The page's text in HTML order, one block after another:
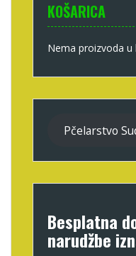
KOŠARICA
Nema proizvoda u
Pčelarstvo
Besplatna
narudžbe